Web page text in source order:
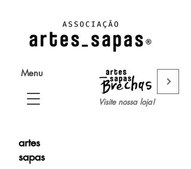
Menu
Visite nossa loja!
artes
sapas